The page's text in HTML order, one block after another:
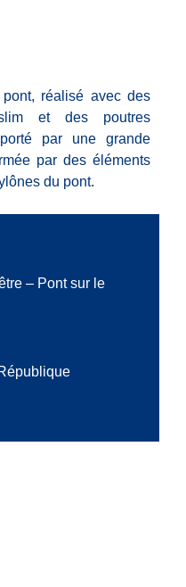
réalisé avec des
et des poutres
par une grande
par des éléments
du pont.
– Pont sur le